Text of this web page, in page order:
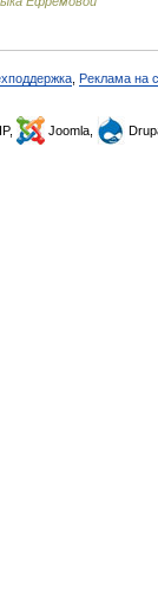
Реклама на
Joomla,